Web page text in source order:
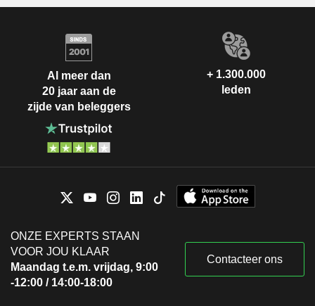
Al meer dan
20 jaar aan de
zijde van beleggers
+ 1.300.000
leden
ONZE EXPERTS STAAN
VOOR JOU KLAAR
Maandag t.e.m. vrijdag, 9:00
-12:00 / 14:00-18:00
Contacteer ons